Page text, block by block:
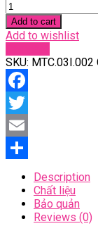
Set
mũ
bao
tay
bao
chân
mây
trời
quantity
Add to cart
Add to wishlist
SKU: MTC.03I.002
Facebook
Twitter
Email
Description
Chất liệu
Bảo quản
Reviews (0)